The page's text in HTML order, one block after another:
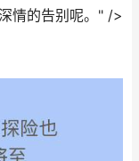
情的告别呢。" />